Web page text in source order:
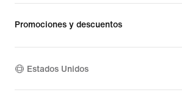
Promociones y descuentos
Estados Unidos